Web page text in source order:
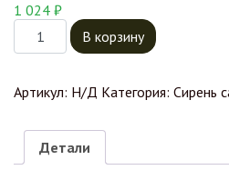
1 024 ₽
Количество товара Сирень
В корзину
Артикул: Н/Д Категория: Сирень
Детали